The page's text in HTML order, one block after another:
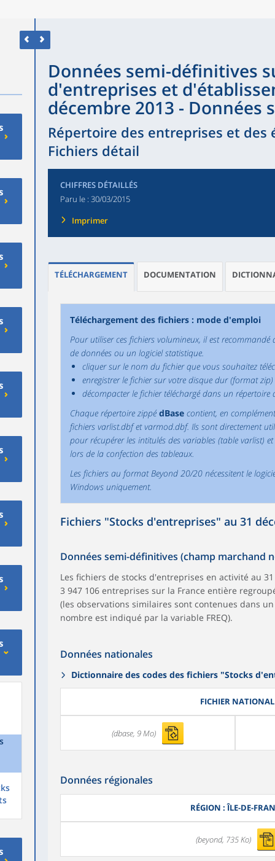
Données semi-définitives
d'entreprises et
décembre 2013 - Données
Répertoire des entreprises et des
Fichiers détail
CHIFFRES DÉTAILLÉS
Paru le : 30/03/2015
Imprimer
TÉLÉCHARGEMENT DOCUMENTATION
Téléchargement des fichiers : mode d'emploi
Pour utiliser ces fichiers volumineux, il est
de données ou un logiciel statistique.
cliquer sur le nom du fichier que vous souhaitez
enregistrer le fichier sur votre disque dur (format zip)
décompacter le fichier téléchargé dans un répertoire
Chaque répertoire zippédBase contient, en
fichiers varlist.dbf et varmod.dbf. Ils sont directement
pour récupérer les intitulés des variables (table varlist)
lors de la confection des tableaux.
Les fichiers au format Beyond 20/20 nécessitent le
Windows uniquement.
Fichiers "Stocks d'entreprises" au 31
Données semi-définitives (champ marchand
Les fichiers de stocks d'entreprises en activité au
3 947 106 entreprises sur la France entière
(les observations similaires sont contenues dans
nombre est indiqué par la variable FREQ).
Données nationales
Dictionnaire des codes des fichiers "Stocks
FICHIER NATIONAL
(dbase, 9 Mo)
Données régionales
RÉGION : ÎLE-DE-
(beyond, 735 Ko)